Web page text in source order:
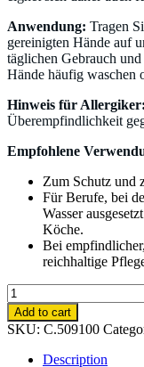
Anwendung: Tragen
gereinigten Hände auf
täglichen Gebrauch
Hände häufig waschen
Hinweis für Allergiker:
Überempfindlichkeit
Empfohlene
Zum Schutz und
Für Berufe, bei
Wasser
Köche.
Bei
reichhaltige
Propolis
Handcreme
75ml
quantity
Add to cart
SKU: C.509100
Description